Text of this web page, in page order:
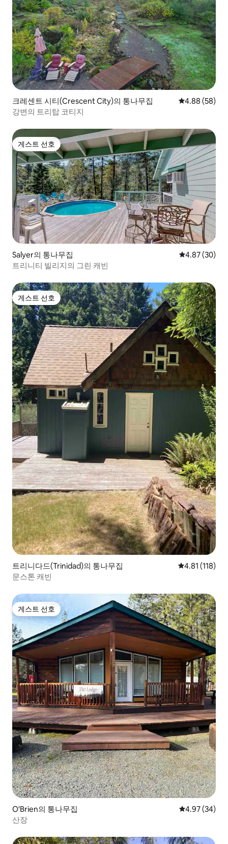
크레센트 시티(Crescent City)의 통나무집 평점 4.88점(5
4.88 (58)
강변의 트리탑 코티지
게스트 선호
게스트 선호
Salyer의 통나무집 평점 4.87점(5
4.87 (30)
트리니티 빌리지의 그린 캐빈
게스트 선호
게스트 선호
트리니다드(Trinidad)의 통나무집 평점 4.81점(5
4.81 (118)
문스톤 캐빈
게스트 선호
게스트 선호
O'Brien의 통나무집 평점 4.97점(5
4.97 (34)
산장